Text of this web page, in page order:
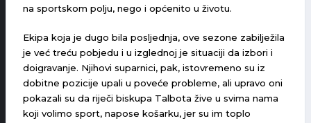
na sportskom polju, nego i općenito u životu.
Ekipa koja je dugo bila posljednja, ove sezone zabilježila
je već treću pobjedu i u izglednoj je situaciji da izbori i
doigravanje. Njihovi suparnici, pak, istovremeno su iz
dobitne pozicije upali u poveće probleme, ali upravo oni
pokazali su da riječi biskupa Talbota žive u svima nama
koji volimo sport, napose košarku, jer su im toplo